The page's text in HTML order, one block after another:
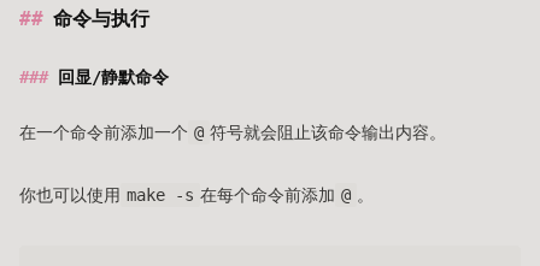
命令与执行
回显/静默命令
在一个命令前添加一个 @ 符号就会阻止该命令输出内容。
你也可以使用 make -s 在每个命令前添加 @ 。